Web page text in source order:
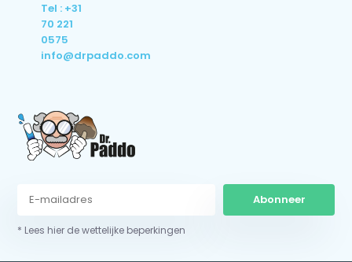
Tel : +31
70 221
0575
info@drpaddo.com
Abonneer
* Lees hier de wettelijke beperkingen